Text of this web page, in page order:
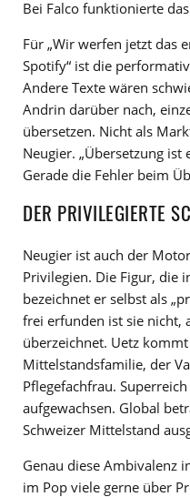
Bei Falco funktionierte
Für „Wir werfen jetzt das
Spotify“ ist die
Andere Texte wären
Andrin darüber nach,
übersetzen. Nicht als
Neugier. „Übersetzung
Gerade die Fehler beim
DER PRIVILEGIERTE
Neugier ist auch der
Privilegien. Die Figur, die
bezeichnet er selbst als
frei erfunden ist sie nicht,
überzeichnet. Uetz
Mittelstandsfamilie, der
Pflegefachfrau.
aufgewachsen. Global
Schweizer Mittelstand
Genau diese Ambivalenz
im Pop viele gerne über